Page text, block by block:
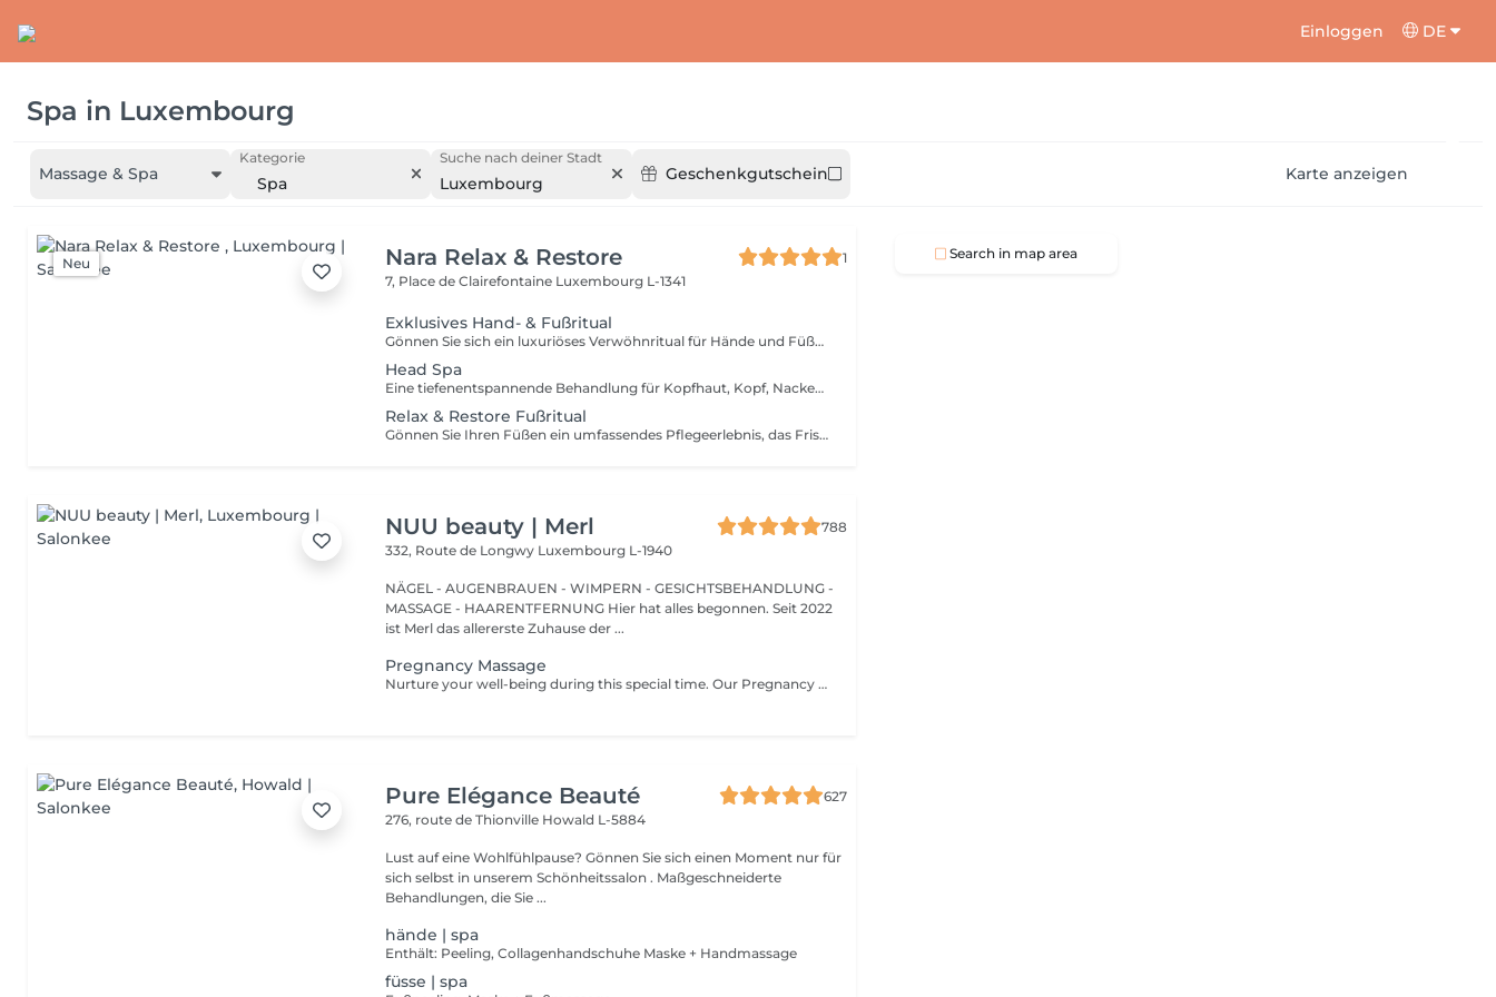
Einloggen DE
Spa in Luxembourg
Massage & Spa
Kategorie
Spa
Suche nach deiner Stadt
Luxembourg Geschenkgutschein Karte anzeigen
Neu Nara Relax & Restore
1
7, Place de Clairefontaine Luxembourg L-1341
Exklusives Hand- & Fußritual
Gönnen Sie sich ein luxuriöses Verwöhnritual für Hände und Füße, das die Haut pflegt, geschmeidig macht und für ein rundum entspanntes Wohlgefühl sorgt. Fußbehandlung (45 Min.) Fußbad Fußpeeling Fußmassage Warme Paraffinbehandlung Handbehandlung (30 Min.) Handpeeling Handmassage Warme Paraffinbehandlung Diese exklusive Behandlung kombiniert Peeling, Massage und die wohltuende Wärme von Paraffin, um die Haut intensiv zu pflegen, trockene Stellen zu revitalisieren und Händen sowie Füßen neue Geschmeidigkeit zu verleihen.
Head Spa
Eine tiefenentspannende Behandlung für Kopfhaut, Kopf, Nacken und allgemeines Wohlbefinden. Sanfte Massagetechniken helfen dabei, Verspannungen zu lösen, die Durchblutung anzuregen und ein angenehmes Gefühl von Entspannung zu fördern, während Kopfhaut und Haare gepflegt werden. Die Behandlung umfasst eine entspannende Kopfhautmassage, eine Haarwäsche sowie das anschließende Föhnen der Haare. Ideal zum Stressabbau, zur Entspannung und für einen wohltuenden Wellness-Moment.
Relax & Restore Fußritual
Gönnen Sie Ihren Füßen ein umfassendes Pflegeerlebnis, das Frische, Geschmeidigkeit und Komfort vereint. Die Behandlung kombiniert ein entspannendes Fußbad, ein Peeling, eine pflegende Maske, eine Paraffinbehandlung und eine wohltuende Fußmassage, um müde Füße zu revitalisieren und die Haut geschmeidig zu pflegen. Ideal für beanspruchte Füße, die besondere Aufmerksamkeit verdienen.
NUU beauty | Merl
788
332, Route de Longwy Luxembourg L-1940
NÄGEL - AUGENBRAUEN - WIMPERN - GESICHTSBEHANDLUNG -
MASSAGE - HAARENTFERNUNG Hier hat alles begonnen. Seit 2022
ist Merl das allererste Zuhause der ...
Pregnancy Massage
Nurture your well-being during this special time. Our Pregnancy Massage is a gentle, relaxing treatment designed to reduce muscle tension, improve circulation, and ease discomfort commonly experienced during pregnancy. Soft, flowing techniques and comfortable side-lying positioning provide deep relaxation without placing pressure on the abdomen. Hypoallergenic, unscented oils are used to care for sensitive skin and maintain comfort throughout the session. This massage helps relieve tension in the lower back and shoulders, reduces swelling and heaviness in the legs, improves overall circulation, and promotes a sense of ease and balance in the body. This treatment is performed only with the approval of your doctor.
Pure Elégance Beauté
627
276, route de Thionville Howald L-5884
Lust auf eine Wohlfühlpause? Gönnen Sie sich einen Moment nur für
sich selbst in unserem Schönheitssalon . Maßgeschneiderte
Behandlungen, die Sie ...
hände | spa
Enthält: Peeling, Collagenhandschuhe Maske + Handmassage
füsse | spa
Search in map area